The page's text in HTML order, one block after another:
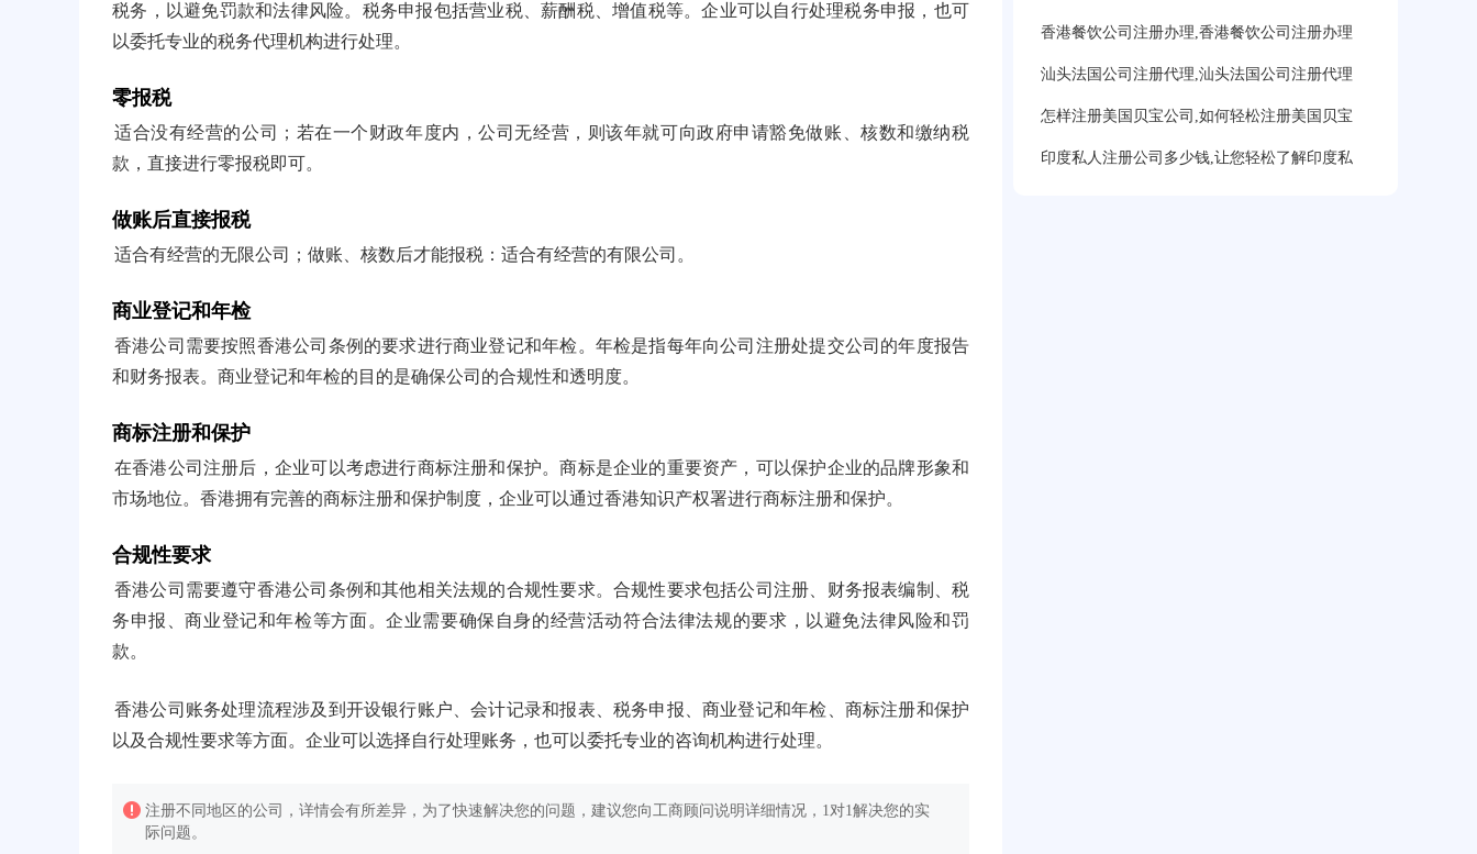
税务，以避免罚款和法律风险。税务申报包括营业税、薪酬税、增值税等。企业可以自行处理税务申报，也可
以委托专业的税务代理机构进行处理。
零报税
适合没有经营的公司；若在一个财政年度内，公司无经营，则该年就可向政府申请豁免做账、核数和缴纳税
款，直接进行零报税即可。
做账后直接报税
适合有经营的无限公司；做账、核数后才能报税：适合有经营的有限公司。
商业登记和年检
香港公司需要按照香港公司条例的要求进行商业登记和年检。年检是指每年向公司注册处提交公司的年度报告
和财务报表。商业登记和年检的目的是确保公司的合规性和透明度。
商标注册和保护
在香港公司注册后，企业可以考虑进行商标注册和保护。商标是企业的重要资产，可以保护企业的品牌形象和
市场地位。香港拥有完善的商标注册和保护制度，企业可以通过香港知识产权署进行商标注册和保护。
合规性要求
香港公司需要遵守香港公司条例和其他相关法规的合规性要求。合规性要求包括公司注册、财务报表编制、税
务申报、商业登记和年检等方面。企业需要确保自身的经营活动符合法律法规的要求，以避免法律风险和罚
款。
香港公司账务处理流程涉及到开设银行账户、会计记录和报表、税务申报、商业登记和年检、商标注册和保护
以及合规性要求等方面。企业可以选择自行处理账务，也可以委托专业的咨询机构进行处理。
注册不同地区的公司，详情会有所差异，为了快速解决您的问题，建议您向工商顾问说明详细情况，1对1解决您的实
际问题。
香港餐饮公司注册办理,香港餐饮公司注册办理
汕头法国公司注册代理,汕头法国公司注册代理
怎样注册美国贝宝公司,如何轻松注册美国贝宝
印度私人注册公司多少钱,让您轻松了解印度私